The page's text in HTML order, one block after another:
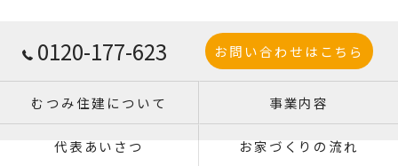
0120-177-623 お問い合わせはこちら
むつみ住建について 事業内容
代表あいさつ お家づくりの流れ